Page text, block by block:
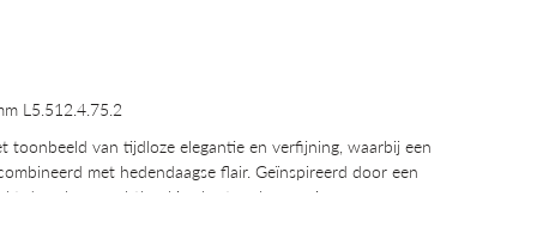
L5.512.4.75.2
toonbeeld van tijdloze elegantie en verfijning, waarbij een
met hedendaagse flair. Geïnspireerd door een
door haar rechthoekige kast en harmonieuze
jaren heen ontwikkeld zonder haar oorspronkelijke